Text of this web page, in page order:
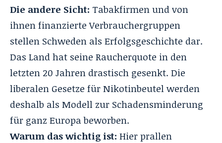
Die andere Sicht: Tabakfirmen und von
ihnen finanzierte Verbrauchergruppen
stellen Schweden als Erfolgsgeschichte dar.
Das Land hat seine Raucherquote in den
letzten 20 Jahren drastisch gesenkt. Die
liberalen Gesetze für Nikotinbeutel werden
deshalb als Modell zur Schadensminderung
für ganz Europa beworben.
Warum das wichtig ist: Hier prallen